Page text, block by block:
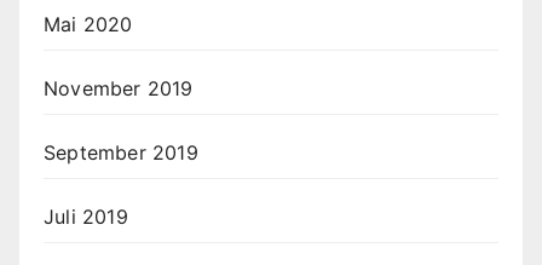
Mai 2020
November 2019
September 2019
Juli 2019